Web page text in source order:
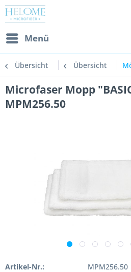
Menü
Übersicht Übersicht
Microfaser Mopp
MPM256.50
Artikel-Nr.: MPM256.50